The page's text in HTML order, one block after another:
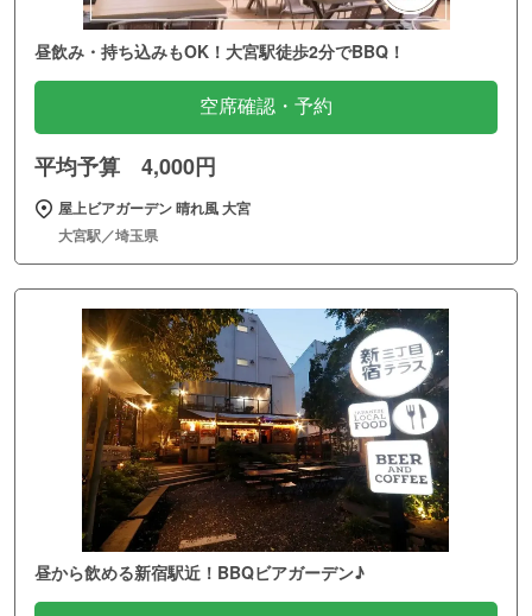
昼飲み・持ち込みもOK！大宮駅徒歩2分でBBQ！
空席確認・予約
平均予算 4,000円
屋上ビアガーデン 晴れ風 大宮
大宮駅／埼玉県
昼から飲める新宿駅近！BBQビアガーデン♪